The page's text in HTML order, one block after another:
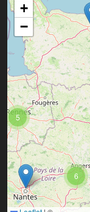
6
5
+
−